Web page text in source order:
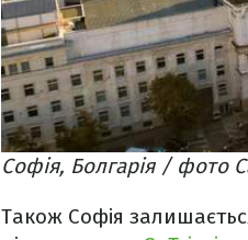
Софія, Болгарія / фото
Також Софія